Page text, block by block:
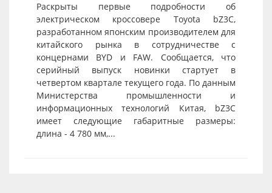
Раскрыты первые подробности об
электрическом кроссовере Toyota bZ3C,
разработанном японским производителем для
китайского рынка в сотрудничестве с
концернами BYD и FAW. Сообщается, что
серийный выпуск новинки стартует в
четвертом квартале текущего года. По данным
Министерства промышленности и
информационных технологий Китая, bZ3C
имеет следующие габаритные размеры:
длина - 4 780 мм,...